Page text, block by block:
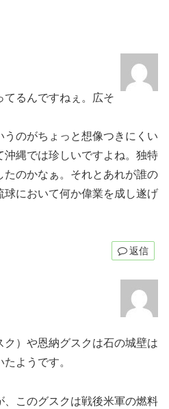
てるんですねぇ。広そ
のがちょっと想像つきにくい
沖縄では珍しいですよね。独特
のかなぁ。それとあれが誰の
において何か偉業を成し遂げ
返信
）や恩納グスクは石の城壁は
ようです。
このグスクは戦後米軍の燃料